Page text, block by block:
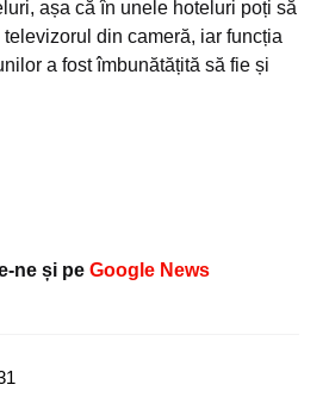
așa că în unele hoteluri poți să
din cameră, iar funcția
a fost îmbunătățită să fie și
ne și pe Google News
1